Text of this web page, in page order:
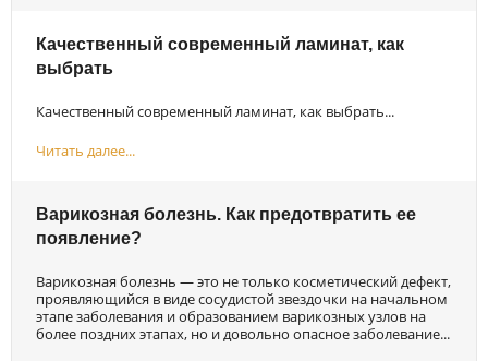
Качественный современный ламинат, как
выбрать
Качественный современный ламинат, как выбрать...
Читать далее...
Варикозная болезнь. Как предотвратить ее
появление?
Варикозная болезнь — это не только косметический дефект,
проявляющийся в виде сосудистой звездочки на начальном
этапе заболевания и образованием варикозных узлов на
более поздних этапах, но и довольно опасное заболевание...